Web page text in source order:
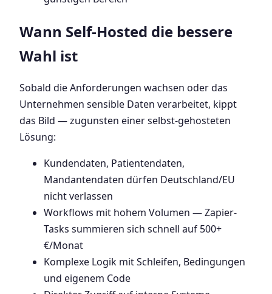
Wann Self-Hosted die bessere
Wahl ist
Sobald die Anforderungen wachsen oder das
Unternehmen sensible Daten verarbeitet, kippt
das Bild — zugunsten einer selbst-gehosteten
Lösung:
Kundendaten, Patientendaten,
Mandantendaten dürfen Deutschland/EU
nicht verlassen
Workflows mit hohem Volumen — Zapier-
Tasks summieren sich schnell auf 500+
€/Monat
Komplexe Logik mit Schleifen, Bedingungen
und eigenem Code